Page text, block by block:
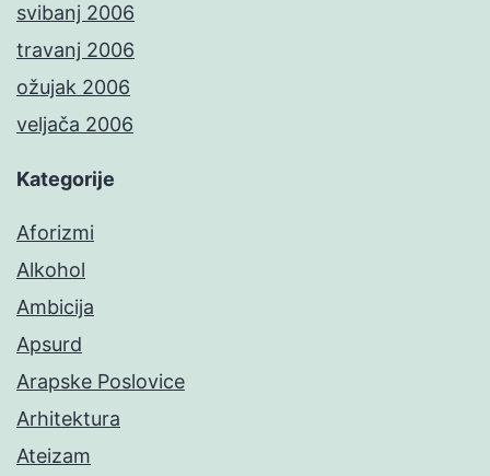
svibanj 2006
travanj 2006
ožujak 2006
veljača 2006
Kategorije
Aforizmi
Alkohol
Ambicija
Apsurd
Arapske Poslovice
Arhitektura
Ateizam